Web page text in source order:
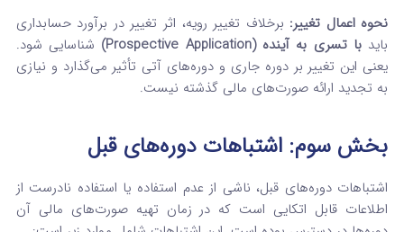
نحوه اعمال تغییر: برخلاف تغییر رویه، اثر تغییر در برآورد حسابداری
بایدبا تسری به آینده (Prospective Application)
شناسایی شود.
یعنی این تغییر بر دوره جاری و دوره‌های آتی تأثیر می‌گذارد و نیازی
به تجدید ارائه صورت‌های مالی گذشته نیست.
بخش سوم: اشتباهات دوره‌های قبل
اشتباهات دوره‌های قبل، ناشی از عدم استفاده یا استفاده نادرست از
اطلاعات قابل اتکایی است که در زمان تهیه صورت‌های مالی آن